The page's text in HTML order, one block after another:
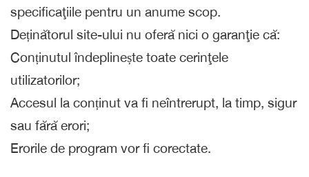
specificaţiile pentru un anume scop.
Deținătorul site-ului nu oferă nici o garanţie că:
Conținutul îndeplinește toate cerinţele
utilizatorilor;
Accesul la conținut va fi neîntrerupt, la timp, sigur
sau fără erori;
Erorile de program vor fi corectate.